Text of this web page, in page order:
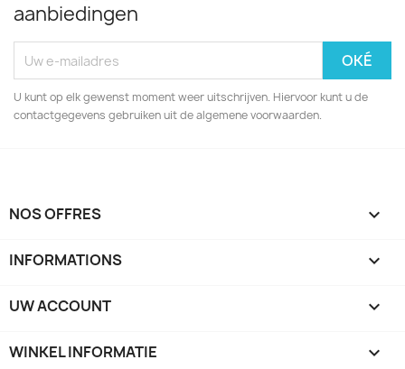
aanbiedingen
U kunt op elk gewenst moment weer uitschrijven. Hiervoor kunt u de
contactgegevens gebruiken uit de algemene voorwaarden.
NOS OFFRES 
INFORMATIONS 
UW ACCOUNT 
WINKEL INFORMATIE keyboard_arrow_down